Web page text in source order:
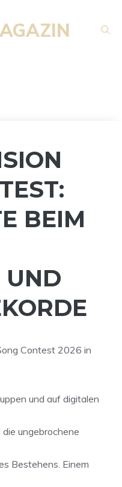
BEIM
UND
Contest 2026 in
und auf digitalen
ungebrochene
Bestehens. Einem